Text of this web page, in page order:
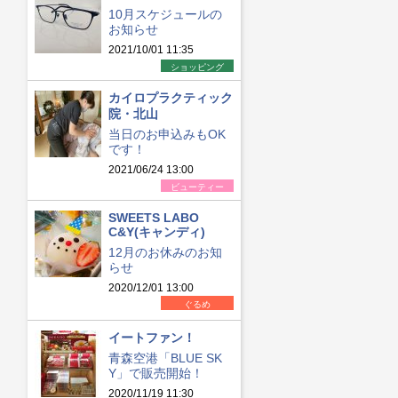
10月スケジュールの
お知らせ
2021/10/01 11:35
ショッピング
カイロプラクティック
院・北山
当日のお申込みもOK
です！
2021/06/24 13:00
ビューティー
SWEETS LABO
C&Y(キャンディ)
12月のお休みのお知
らせ
2020/12/01 13:00
ぐるめ
イートファン！
青森空港「BLUE SK
Y」で販売開始！
2020/11/19 11:30